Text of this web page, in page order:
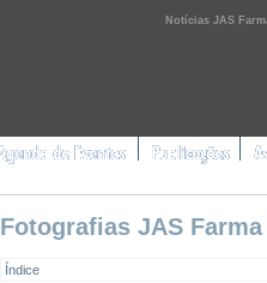
Notícias JAS
Fotografias JAS
Índice